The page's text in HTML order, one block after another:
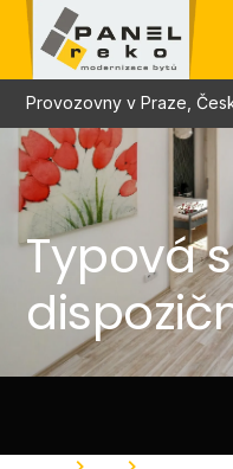
Provozovny v Praze,
Typová